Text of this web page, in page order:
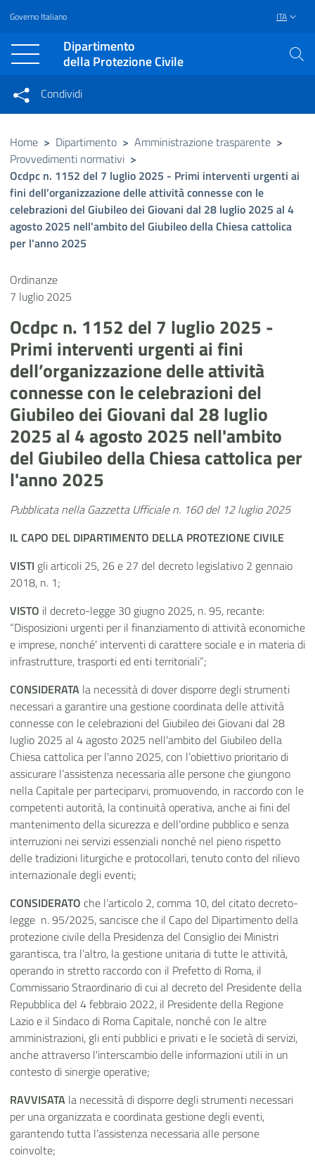
Vai al contenuto principale
Raggiungi il piè di pagina
Governo Italiano ITA
Dipartimento
della Protezione Civile
Condividi su Facebook
Condividi su Twitter
Condividi su LinkedIn
Condividi
Condividi sui social network
Home > Dipartimento > Amministrazione trasparente >
Provvedimenti normativi >
Ocdpc n. 1152 del 7 luglio 2025 - Primi interventi urgenti ai
fini dell’organizzazione delle attività connesse con le
celebrazioni del Giubileo dei Giovani dal 28 luglio 2025 al 4
agosto 2025 nell'ambito del Giubileo della Chiesa cattolica
per l'anno 2025
Ordinanze
7 luglio 2025
Ocdpc n. 1152 del 7 luglio 2025 -
Primi interventi urgenti ai fini
dell’organizzazione delle attività
connesse con le celebrazioni del
Giubileo dei Giovani dal 28 luglio
2025 al 4 agosto 2025 nell'ambito
del Giubileo della Chiesa cattolica per
l'anno 2025
Pubblicata nella Gazzetta Ufficiale n. 160 del 12 luglio 2025
IL CAPO DEL DIPARTIMENTO DELLA PROTEZIONE CIVILE
VISTI gli articoli 25, 26 e 27 del decreto legislativo 2 gennaio
2018, n. 1;
VISTO il decreto-legge 30 giugno 2025, n. 95, recante:
“Disposizioni urgenti per il finanziamento di attività economiche
e imprese, nonché' interventi di carattere sociale e in materia di
infrastrutture, trasporti ed enti territoriali”;
CONSIDERATA la necessità di dover disporre degli strumenti
necessari a garantire una gestione coordinata delle attività
connesse con le celebrazioni del Giubileo dei Giovani dal 28
luglio 2025 al 4 agosto 2025 nell'ambito del Giubileo della
Chiesa cattolica per l'anno 2025, con l’obiettivo prioritario di
assicurare l’assistenza necessaria alle persone che giungono
nella Capitale per parteciparvi, promuovendo, in raccordo con le
competenti autorità, la continuità operativa, anche ai fini del
mantenimento della sicurezza e dell’ordine pubblico e senza
interruzioni nei servizi essenziali nonché nel pieno rispetto
delle tradizioni liturgiche e protocollari, tenuto conto del rilievo
internazionale degli eventi;
CONSIDERATO che l’articolo 2, comma 10, del citato decreto-
legge n. 95/2025, sancisce che il Capo del Dipartimento della
protezione civile della Presidenza del Consiglio dei Ministri
garantisca, tra l’altro, la gestione unitaria di tutte le attività,
operando in stretto raccordo con il Prefetto di Roma, il
Commissario Straordinario di cui al decreto del Presidente della
Repubblica del 4 febbraio 2022, il Presidente della Regione
Lazio e il Sindaco di Roma Capitale, nonché con le altre
amministrazioni, gli enti pubblici e privati e le società di servizi,
anche attraverso l'interscambio delle informazioni utili in un
contesto di sinergie operative;
RAVVISATA la necessità di disporre degli strumenti necessari
per una organizzata e coordinata gestione degli eventi,
garantendo tutta l’assistenza necessaria alle persone
coinvolte;